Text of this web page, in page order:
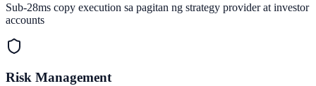
Sub-28ms copy execution sa pagitan ng strategy provider at investor
accounts
Risk Management